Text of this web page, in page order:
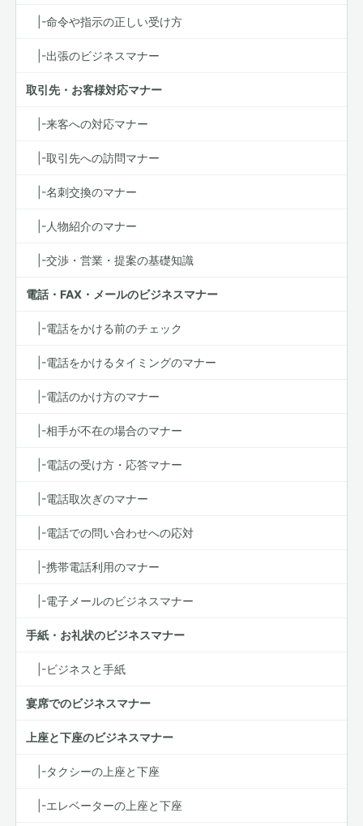
|-命令や指示の正しい受け方
|-出張のビジネスマナー
取引先・お客様対応マナー
|-来客への対応マナー
|-取引先への訪問マナー
|-名刺交換のマナー
|-人物紹介のマナー
|-交渉・営業・提案の基礎知識
電話・FAX・メールのビジネスマナー
|-電話をかける前のチェック
|-電話をかけるタイミングのマナー
|-電話のかけ方のマナー
|-相手が不在の場合のマナー
|-電話の受け方・応答マナー
|-電話取次ぎのマナー
|-電話での問い合わせへの応対
|-携帯電話利用のマナー
|-電子メールのビジネスマナー
手紙・お礼状のビジネスマナー
|-ビジネスと手紙
宴席でのビジネスマナー
上座と下座のビジネスマナー
|-タクシーの上座と下座
|-エレベーターの上座と下座